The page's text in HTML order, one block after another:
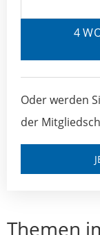
4
Oder werden
der
Themen